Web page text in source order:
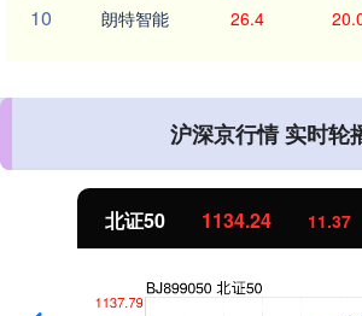
10 朗特智能 26.4
沪深京行情 实时轮
北证50 1134.24 11.37